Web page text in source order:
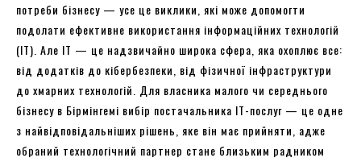
потреби бізнесу — усе це виклики, які може допомогти
подолати ефективне використання інформаційних технологій
(ІТ). Але ІТ — це надзвичайно широка сфера, яка охоплює все:
від додатків до кібербезпеки, від фізичної інфраструктури
до хмарних технологій. Для власника малого чи середнього
бізнесу в Бірмінгемі вибір постачальника ІТ-послуг — це одне
з найвідповідальніших рішень, яке він має прийняти, адже
обраний технологічний партнер стане близьким радником